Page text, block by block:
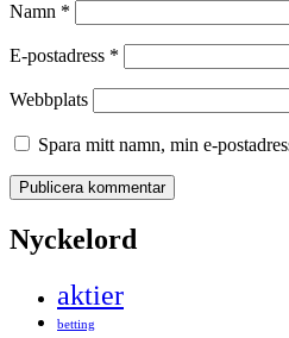
Namn *
E-postadress *
Webbplats
Spara mitt namn, min e-
Nyckelord
aktier
betting